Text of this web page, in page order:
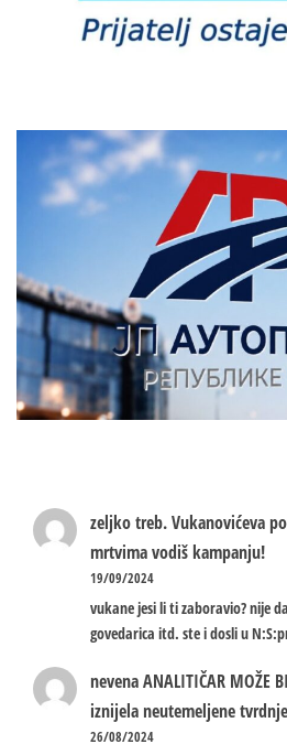
zeljko treb.Vukanovićeva
mrtvima vodiš kampanju!
19/09/2024
vukane jesi li ti zaboravio? nije
govedarica itd. ste i dosli u
nevenaANALITIČAR MOŽE
iznijela neutemeljene
26/08/2024